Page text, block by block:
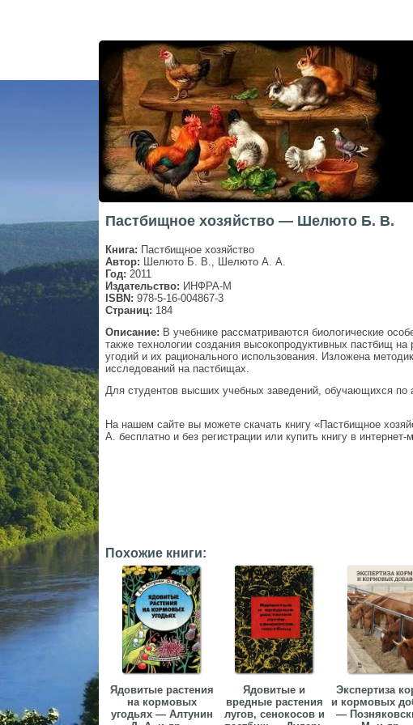
Пастбищное хозяйство — Шелюто Б. В.
Книга: Пастбищное хозяйство
Автор: Шелюто Б. В., Шелюто А. А.
Год: 2011
Издательство: ИНФРА-М
ISBN: 978-5-16-004867-3
Страниц: 184
Описание: В учебнике рассматриваются биологические
также технологии создания высокопродуктивных пастбищ
угодий и их рационального использования. Изложена
исследований на пастбищах.
Для студентов высших учебных заведений, обучающихся по
На нашем сайте вы можете скачать книгу «Пастбищное
А. бесплатно и без регистрации или купить книгу в интернет-
Похожие книги:
Ядовитые растения
на кормовых
угодьях — Алтунин
Ядовитые и
вредные растения
лугов, сенокосов и
Экспертиза
и кормовых
—